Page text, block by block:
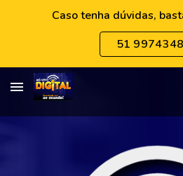
Caso tenha dúvidas,
51